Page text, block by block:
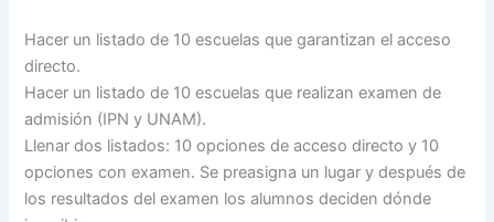
Hacer un listado de 10 escuelas que garantizan el acceso
directo.
Hacer un listado de 10 escuelas que realizan examen de
admisión (IPN y UNAM).
Llenar dos listados: 10 opciones de acceso directo y 10
opciones con examen. Se preasigna un lugar y después de
los resultados del examen los alumnos deciden dónde